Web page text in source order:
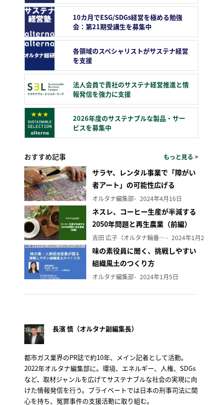
10カ月でESG/SDGs経営を極める勉強
会：第21期受講生を募集中
各領域のスペシャリストがサステナ経営
を支援
法人会員で貴社のサステナ経営推進と情
報発信を強力に支援
2026年度のサステナブルな製品・サー
ビスを募集中
おすすめ記事 もっと見る >
サラヤ、レンタル事業で「障がい
者アート」の可能性広げる
オルタナ編集部 2024年4月16日
ネスレ、コーヒー生産が半減する
2050年問題と再生農業（前編）
吉田 広子（オルタナ輪番編集長） 2024年1月29日
味の素役員に聞く、挑戦しやすい
組織風土のつくり方
オルタナ編集部 2024年1月5日
長濱 慎（オルタナ副編集長）
都市ガス業界のPR誌で約10年、メイン記者として活動。
2022年オルタナ編集部に。環境、エネルギー、人権、SDGs
など、取材ジャンルを広げてサステナブルな社会の実現に向
けた情報発信を行う。プライベートでは日本の刑事司法に関
心を持ち、冤罪事件の支援活動に取り組む。